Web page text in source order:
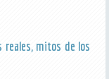
reales, mitos de los